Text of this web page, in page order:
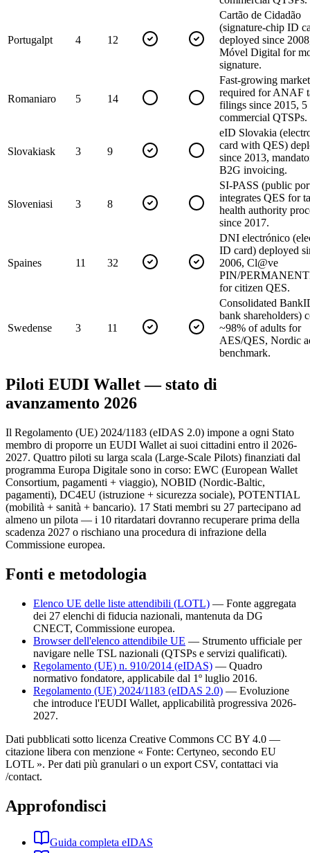
Portugalpt 4 12
Cartão de Cidadão
(signature-chip ID
deployed since
Móvel Digital for
signature.
Romaniaro 5 14
Fast-growing
required for ANAF
filings since 2015, 5
commercial QTSPs.
Slovakiask 3 9
eID Slovakia
card with QES)
since 2013,
B2G invoicing.
Sloveniasi 3 8
SI-PASS (public
integrates QES for
health authority
since 2017.
Spaines 11 32
DNI electrónico
ID card) deployed
2006, Cl@ve
PIN/
for citizen QES.
Swedense 3 11
Consolidated
bank shareholders)
~98% of adults for
AES/QES, Nordic
benchmark.
Piloti EUDI Wallet — stato di
avanzamento 2026
Il Regolamento (UE) 2024/1183 (eIDAS 2.0) impone a ogni Stato
membro di proporre un EUDI Wallet ai suoi cittadini entro il 2026-
2027. Quattro piloti su larga scala (Large-Scale Pilots) finanziati dal
programma Europa Digitale sono in corso: EWC (European Wallet
Consortium, pagamenti + viaggio), NOBID (Nordic-Baltic,
pagamenti), DC4EU (istruzione + sicurezza sociale), POTENTIAL
(mobilità + sanità + bancario). 17 Stati membri su 27 partecipano ad
almeno un pilota — i 10 ritardatari dovranno recuperare prima della
scadenza 2027 o rischiano una procedura di infrazione della
Commissione europea.
Fonti e metodologia
Elenco UE delle liste attendibili (LOTL) — Fonte aggregata
dei 27 elenchi di fiducia nazionali, mantenuta da DG
CNECT, Commissione europea.
Browser dell'elenco attendibile UE — Strumento ufficiale per
navigare nelle TSL nazionali (QTSPs e servizi qualificati).
Regolamento (UE) n. 910/2014 (eIDAS) — Quadro
normativo fondatore, applicabile dal 1º luglio 2016.
Regolamento (UE) 2024/1183 (eIDAS 2.0) — Evoluzione
che introduce l'EUDI Wallet, applicabilità progressiva 2026-
2027.
Dati pubblicati sotto licenza Creative Commons CC BY 4.0 —
citazione libera con menzione « Fonte: Certyneo, secondo EU
LOTL ». Per dati più granulari o un export CSV, contattaci via
/contact.
Approfondisci
Guida completa eIDAS